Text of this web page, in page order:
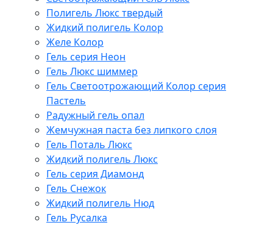
Полигель Люкс твердый
Жидкий полигель Колор
Желе Колор
Гель серия Неон
Гель Люкс шиммер
Гель Светоотрожающий Колор серия
Пастель
Радужный гель опал
Жемчужная паста без липкого слоя
Гель Поталь Люкс
Жидкий полигель Люкс
Гель серия Диамонд
Гель Снежок
Жидкий полигель Нюд
Гель Русалка